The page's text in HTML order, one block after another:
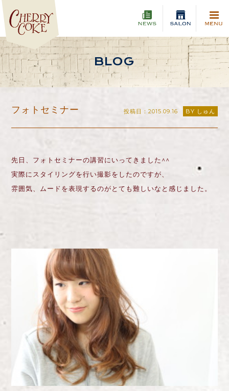
BLOG
フォトセミナー 投稿日：2015.09.16 BY しゅん
先日、フォトセミナーの講習にいってきました^^
実際にスタイリングを行い撮影をしたのですが、
雰囲気、ムードを表現するのがとても難しいなと感じました。